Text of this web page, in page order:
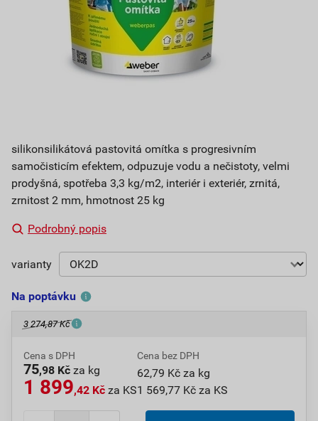
silikonsilikátová pastovitá omítka s progresivním
samočisticím efektem, odpuzuje vodu a nečistoty, velmi
prodyšná, spotřeba 3,3 kg/m2, interiér i exteriér, zrnitá,
zrnitost 2 mm, hmotnost 25 kg
Podrobný popis
varianty
Na poptávku
3 274,87 Kč
Cena s DPH
75,98 Kč za kg
1 899,42 Kč za KS
Cena bez DPH
62,79 Kč za kg
1 569,77 Kč za KS